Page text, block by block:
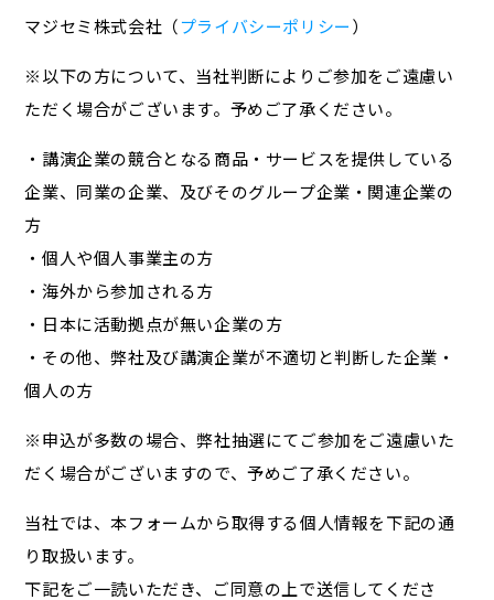
マジセミ株式会社（プライバシーポリシー）
※以下の方について、当社判断によりご参加をご遠慮い
ただく場合がございます。予めご了承ください。
・講演企業の競合となる商品・サービスを提供している
企業、同業の企業、及びそのグループ企業・関連企業の
方
・個人や個人事業主の方
・海外から参加される方
・日本に活動拠点が無い企業の方
・その他、弊社及び講演企業が不適切と判断した企業・
個人の方
※申込が多数の場合、弊社抽選にてご参加をご遠慮いた
だく場合がございますので、予めご了承ください。
当社では、本フォームから取得する個人情報を下記の通
り取扱います。
下記をご一読いただき、ご同意の上で送信してくださ